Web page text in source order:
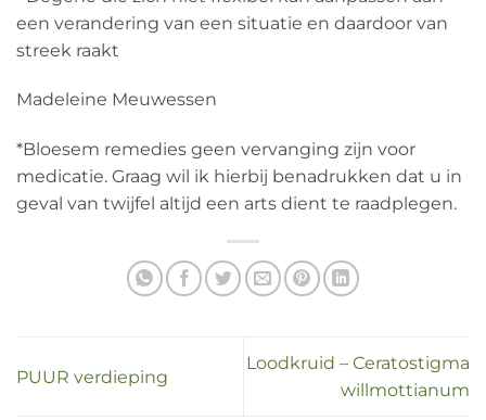
een verandering van een situatie en daardoor van
streek raakt
Madeleine Meuwessen
*Bloesem remedies geen vervanging zijn voor
medicatie. Graag wil ik hierbij benadrukken dat u in
geval van twijfel altijd een arts dient te raadplegen.
PUUR verdieping
Loodkruid – Ceratostigma
willmottianum